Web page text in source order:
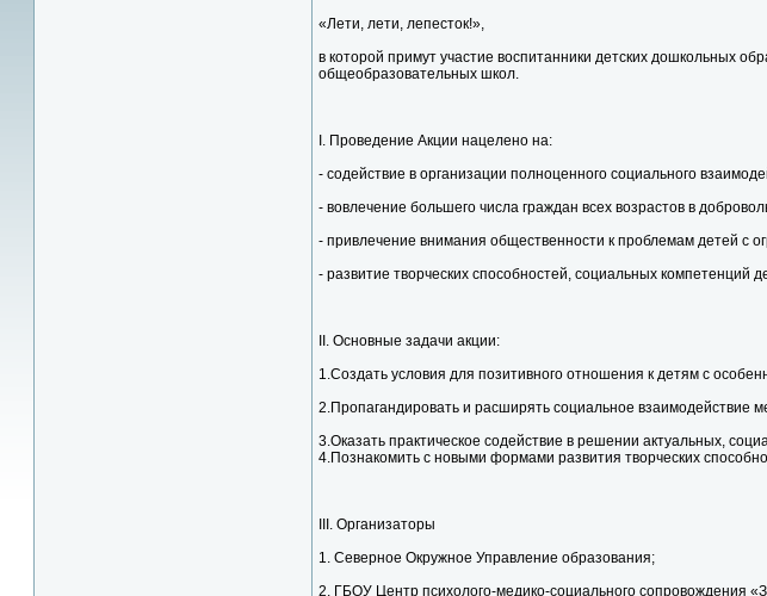
«Лети, лети, лепесток!»,
в которой примут участие воспитанники детских дошкольных
общеобразовательных школ.
I. Проведение Акции нацелено на:
- содействие в организации полноценного социального
- вовлечение большего числа граждан всех возрастов в
- привлечение внимания общественности к проблемам детей с
- развитие творческих способностей, социальных компетенций
II. Основные задачи акции:
1.Создать условия для позитивного отношения к детям с
2.Пропагандировать и расширять социальное взаимодействие
3.Оказать практическое содействие в решении актуальных,
4.Познакомить с новыми формами развития творческих
III. Организаторы
1. Северное Окружное Управление образования;
2. ГБОУ Центр психолого-медико-социального сопровождения